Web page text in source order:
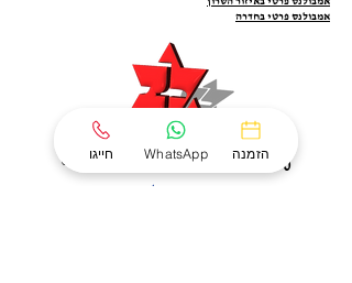
אמבולנס פרטי בחדרה
העברות חולים
0
0 0
חייגו WhatsApp הזמנה